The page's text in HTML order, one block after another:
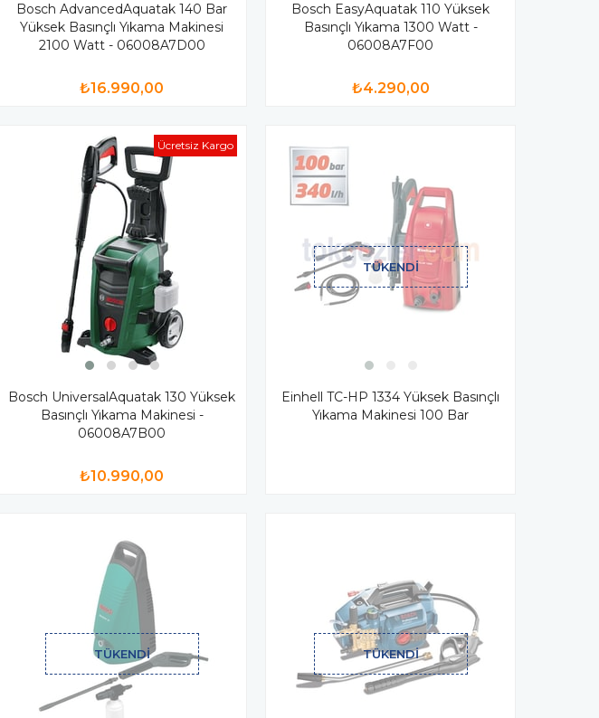
Bosch AdvancedAquatak 140 Bar
Yüksek Basınçlı Yıkama Makinesi
2100 Watt - 06008A7D00
₺16.990,00
Bosch EasyAquatak 110 Yüksek
Basınçlı Yıkama 1300 Watt -
06008A7F00
₺4.290,00
Bosch UniversalAquatak 130 Yüksek
Basınçlı Yıkama Makinesi -
06008A7B00
₺10.990,00
Ücretsiz Kargo
TÜKENDI
Einhell TC-HP 1334 Yüksek Basınçlı
Yıkama Makinesi 100 Bar
TÜKENDI TÜKENDI